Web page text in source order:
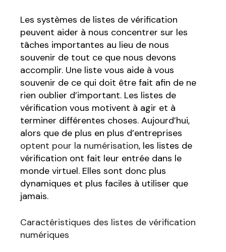
Les systèmes de listes de vérification
peuvent aider à nous concentrer sur les
tâches importantes au lieu de nous
souvenir de tout ce que nous devons
accomplir. Une liste vous aide à vous
souvenir de ce qui doit être fait afin de ne
rien oublier d’important. Les listes de
vérification vous motivent à agir et à
terminer différentes choses. Aujourd’hui,
alors que de plus en plus d’entreprises
optent pour la numérisation, les listes de
vérification ont fait leur entrée dans le
monde virtuel. Elles sont donc plus
dynamiques et plus faciles à utiliser que
jamais.
Caractéristiques des listes de vérification
numériques